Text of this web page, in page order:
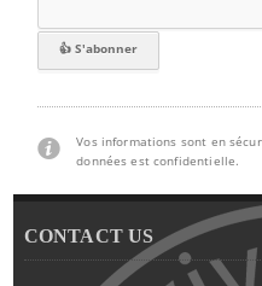
Vos informations sont en
données est confidentielle.
CONTACT US